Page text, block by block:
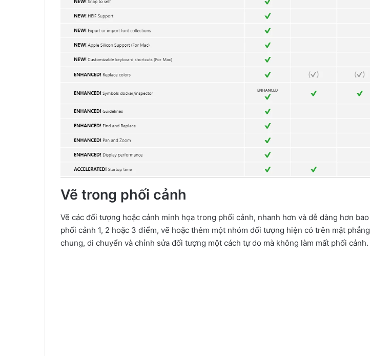
Vẽ trong phối cảnh
Vẽ các đối tượng hoặc cảnh minh họa trong phối cảnh, nhanh hơn và dễ dàng hơn
phối cảnh 1, 2 hoặc 3 điểm, vẽ hoặc thêm một nhóm đối tượng hiện có trên mặt
chung, di chuyển và chỉnh sửa đối tượng một cách tự do mà không làm mất phối cảnh.